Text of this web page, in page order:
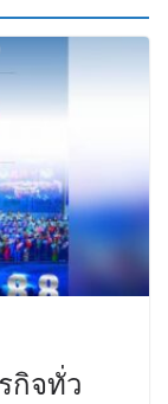
กิจทั่ว